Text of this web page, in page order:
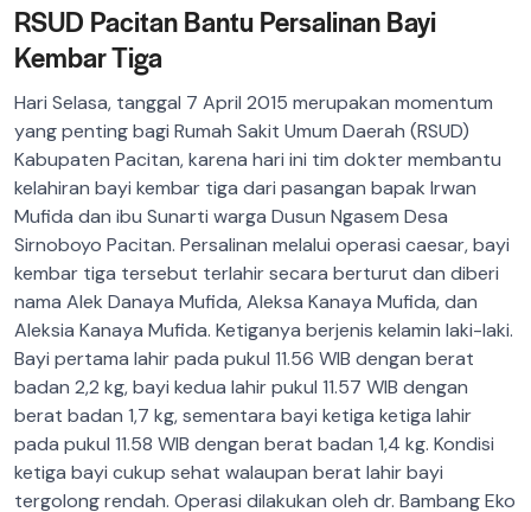
RSUD Pacitan Bantu Persalinan Bayi
Kembar Tiga
Hari Selasa, tanggal 7 April 2015 merupakan momentum
yang penting bagi Rumah Sakit Umum Daerah (RSUD)
Kabupaten Pacitan, karena hari ini tim dokter membantu
kelahiran bayi kembar tiga dari pasangan bapak Irwan
Mufida dan ibu Sunarti warga Dusun Ngasem Desa
Sirnoboyo Pacitan. Persalinan melalui operasi caesar, bayi
kembar tiga tersebut terlahir secara berturut dan diberi
nama Alek Danaya Mufida, Aleksa Kanaya Mufida, dan
Aleksia Kanaya Mufida. Ketiganya berjenis kelamin laki-laki.
Bayi pertama lahir pada pukul 11.56 WIB dengan berat
badan 2,2 kg, bayi kedua lahir pukul 11.57 WIB dengan
berat badan 1,7 kg, sementara bayi ketiga ketiga lahir
pada pukul 11.58 WIB dengan berat badan 1,4 kg. Kondisi
ketiga bayi cukup sehat walaupan berat lahir bayi
tergolong rendah. Operasi dilakukan oleh dr. Bambang Eko